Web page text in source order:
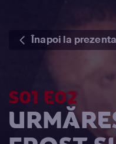
Înapoi la
S01 E02